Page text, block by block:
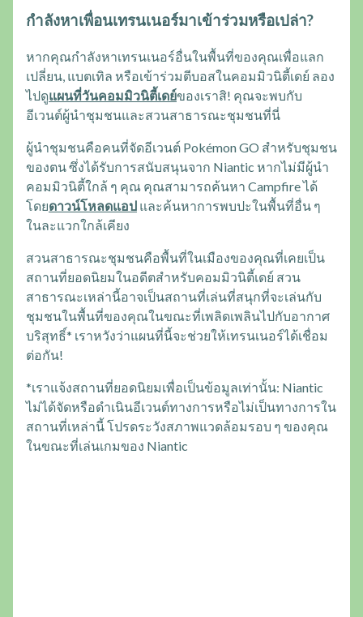
กำลังหาเพื่อนเทรนเนอร์มาเข้าร่วมหรือเปล่า?
หากคุณกำลังหาเทรนเนอร์อื่นในพื้นที่ของคุณเพื่อแลก
เปลี่ยน, แบตเทิล หรือเข้าร่วมตีบอสในคอมมิวนิตี้เดย์ ลอง
ไปดูแผนที่วันคอมมิวนิตี้เดย์ของเราสิ! คุณจะพบกับ
อีเวนต์ผู้นำชุมชนและสวนสาธารณะชุมชนที่นี่
ผู้นำชุมชนคือคนที่จัดอีเวนต์ Pokémon GO สำหรับชุมชน
ของตน ซึ่งได้รับการสนับสนุนจาก Niantic หากไม่มีผู้นำ
คอมมิวนิตี้ใกล้ ๆ คุณ คุณสามารถค้นหา Campfire ได้
โดยดาวน์โหลดแอป และค้นหาการพบปะในพื้นที่อื่น ๆ
ในละแวกใกล้เคียง
สวนสาธารณะชุมชนคือพื้นที่ในเมืองของคุณที่เคยเป็น
สถานที่ยอดนิยมในอดีตสำหรับคอมมิวนิตี้เดย์ สวน
สาธารณะเหล่านี้อาจเป็นสถานที่เล่นที่สนุกที่จะเล่นกับ
ชุมชนในพื้นที่ของคุณในขณะที่เพลิดเพลินไปกับอากาศ
บริสุทธิ์* เราหวังว่าแผนที่นี้จะช่วยให้เทรนเนอร์ได้เชื่อม
ต่อกัน!
*เราแจ้งสถานที่ยอดนิยมเพื่อเป็นข้อมูลเท่านั้น: Niantic
ไม่ได้จัดหรือดำเนินอีเวนต์ทางการหรือไม่เป็นทางการใน
สถานที่เหล่านี้ โปรดระวังสภาพแวดล้อมรอบ ๆ ของคุณ
ในขณะที่เล่นเกมของ Niantic